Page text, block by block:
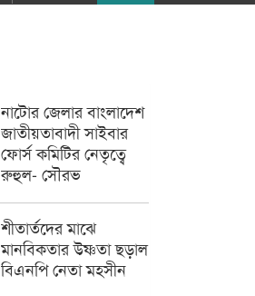
নাটোর জেলার বাংলাদেশ
জাতীয়তাবাদী সাইবার
ফোর্স কমিটির নেতৃত্বে
রুহুল- সৌরভ
শীতার্তদের মাঝে
মানবিকতার উষ্ণতা ছড়াল
বিএনপি নেতা মহসীন